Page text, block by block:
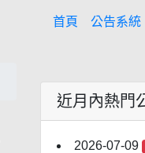
首頁 (current)
公告系統
近月內熱門
2026-07-09